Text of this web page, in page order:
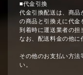
■代金引換
代金引換配送は、商品
の商品と引換えに代金
到着時に運送業者の担
なお、配送料金の他に
その他のお支払い方法
い。